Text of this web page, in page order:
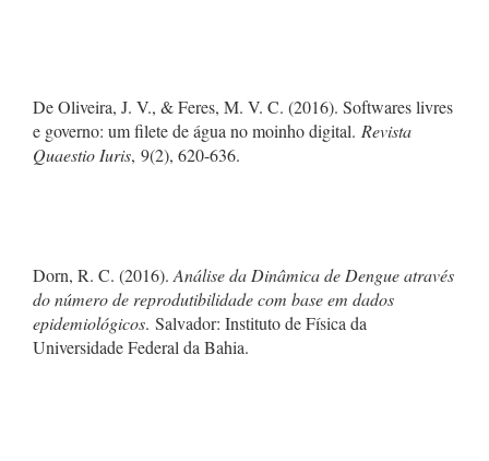
De Oliveira, J. V., & Feres, M. V. C. (2016). Softwares livres
e governo: um filete de água no moinho digital. Revista
Quaestio Iuris, 9(2), 620-636.
Dorn, R. C. (2016). Análise da Dinâmica de Dengue através
do número de reprodutibilidade com base em dados
epidemiológicos. Salvador: Instituto de Física da
Universidade Federal da Bahia.